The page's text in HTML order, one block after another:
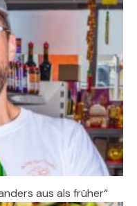
aus als früher“